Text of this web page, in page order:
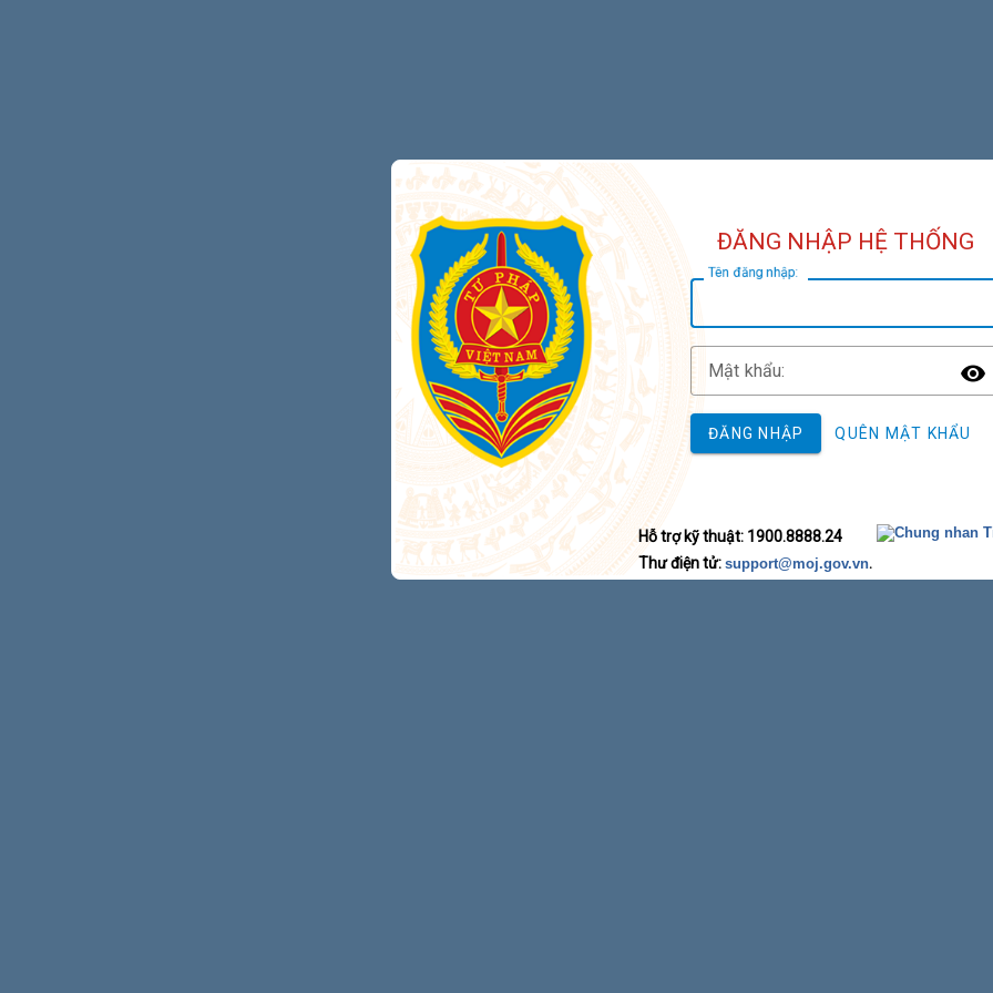
ĐĂNG NHẬP HỆ THỐNG
Tên đăng nhập:
Mật khẩu:
ĐĂNG NHẬP QUÊN MẬT KHẨU
Hỗ trợ kỹ thuật: 1900.8888.24
Thư điện tử: support@moj.gov.vn.